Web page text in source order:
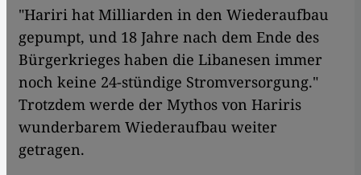
"Hariri hat Milliarden in den Wiederaufbau
gepumpt, und 18 Jahre nach dem Ende des
Bürgerkrieges haben die Libanesen immer
noch keine 24-stündige Stromversorgung."
Trotzdem werde der Mythos von Hariris
wunderbarem Wiederaufbau weiter
getragen.